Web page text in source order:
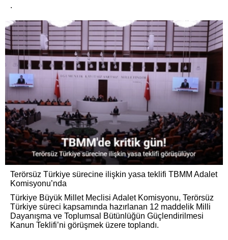
.
Terörsüz Türkiye sürecine ilişkin yasa teklifi TBMM Adalet
Komisyonu’nda
Türkiye Büyük Millet Meclisi Adalet Komisyonu, Terörsüz
Türkiye süreci kapsamında hazırlanan 12 maddelik Milli
Dayanışma ve Toplumsal Bütünlüğün Güçlendirilmesi
Kanun Teklifi’ni görüşmek üzere toplandı.